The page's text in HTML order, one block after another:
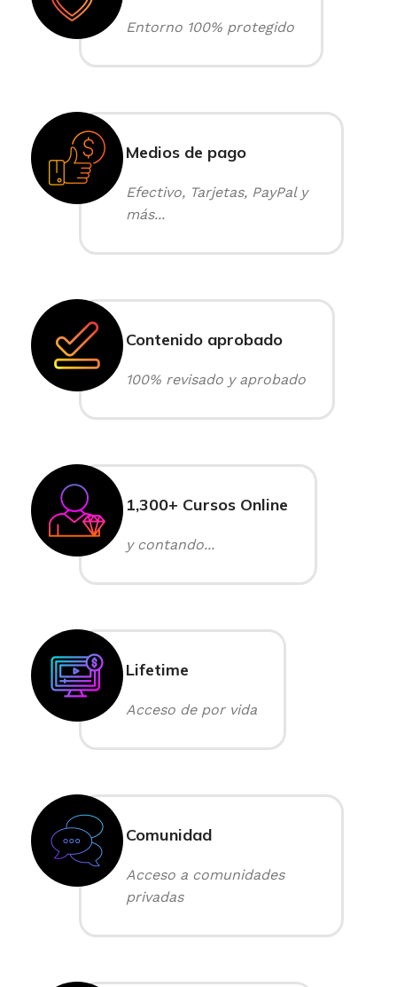
Entorno 100% protegido
Medios de pago
Efectivo, Tarjetas, PayPal y
más...
Contenido aprobado
100% revisado y aprobado
1,300+ Cursos Online
y contando...
Lifetime
Acceso de por vida
Comunidad
Acceso a comunidades
privadas